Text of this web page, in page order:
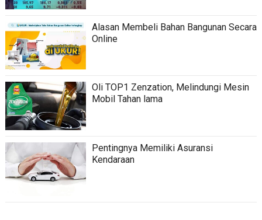
Alasan Membeli Bahan Bangunan Secara
Online
Oli TOP1 Zenzation, Melindungi Mesin
Mobil Tahan lama
Pentingnya Memiliki Asuransi
Kendaraan